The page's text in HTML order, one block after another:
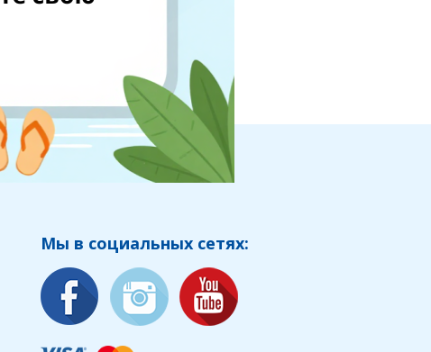
Мы в социальных сетях: